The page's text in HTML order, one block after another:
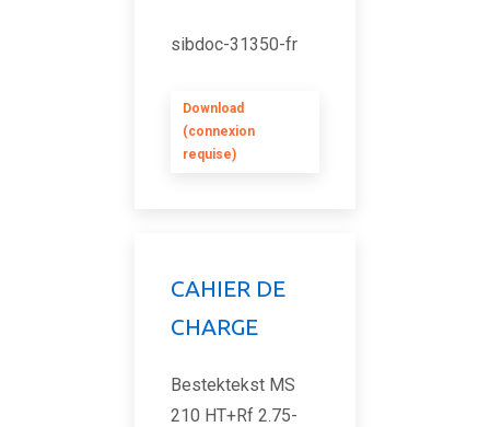
sibdoc-31350-fr
Download
(connexion
requise)
CAHIER DE
CHARGE
Bestektekst MS
210 HT+Rf 2.75-